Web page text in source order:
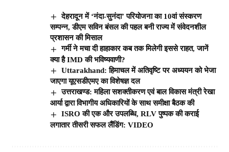
देहरादून में ‘नंदा-सुनंदा’ परियोजना का 10वां संस्करण
सम्पन्न, डीएम सविन बंसल की पहल बनी राज्य में संवेदनशील
प्रशासन की मिसाल
गर्मी ने मचा दी हाहाकार कब तक मिलेगी इससे राहत, जानें
क्या है IMD की भविष्यवाणी?
Uttarakhand: हिमाचल में अतिवृष्टि पर अध्ययन को भेजा
जाएगा यूएसडीएमए का विशेषज्ञ दल
उत्तराखण्ड: महिला सशक्तीकरण एवं बाल विकास मंत्री रेखा
आर्या द्वारा विभागीय अधिकारियों के साथ समीक्षा बैठक की
ISRO की एक और उपलब्धि, RLV पुष्पक की कराई
लगातार तीसरी सफल लैंडिंग: VIDEO